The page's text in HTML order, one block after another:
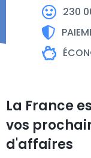
230
La France
vos
d'affaires